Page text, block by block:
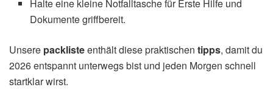
Halte eine kleine Notfalltasche für Erste Hilfe und
Dokumente griffbereit.
Unsere packlisteenthält diese praktischen tipps, damit du
2026 entspannt unterwegs bist und jeden Morgen schnell
startklar wirst.